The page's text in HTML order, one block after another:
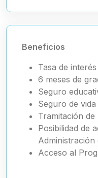
Beneficios
Tasa de
6 meses de
Seguro
Seguro de
Tramitación
Posibilidad de
Acceso al